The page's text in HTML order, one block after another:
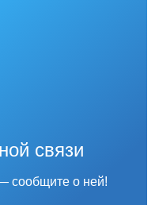
связи
сообщите о ней!